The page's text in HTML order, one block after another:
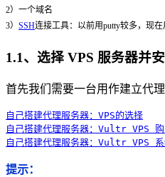
2）一个域名
3） SSH连接工具：以前用putty较多，现在
1.1、选择 VPS 服务器并
首先我们需要一台用作建立代
自己搭建代理服务器：VPS的选择
自己搭建代理服务器：Vultr VPS 购
自己搭建代理服务器：Vultr VPS 系
提示：